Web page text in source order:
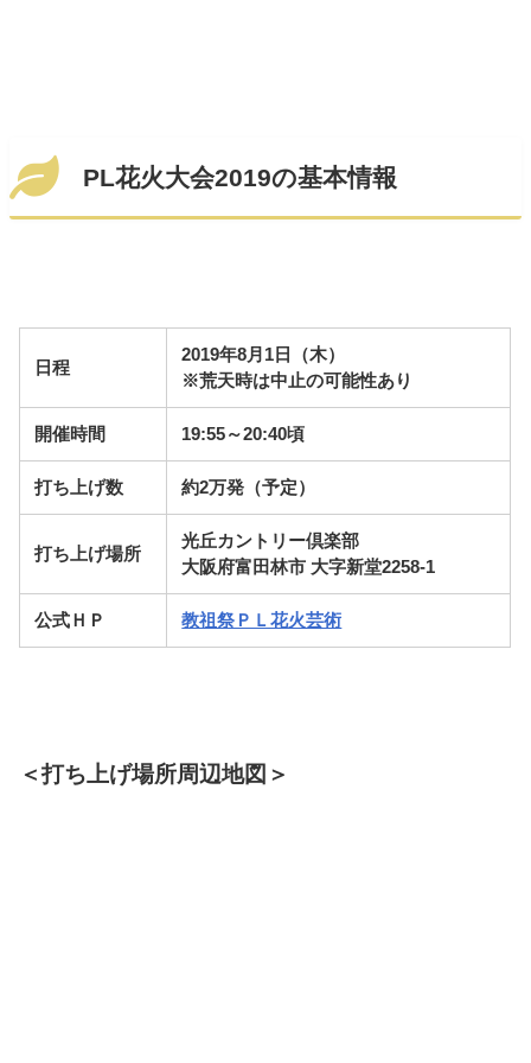
PL花火大会2019の基本情報
日程
2019年8月1日（木）
※荒天時は中止の可能性あり
開催時間 19:55～20:40頃
打ち上げ数 約2万発（予定）
打ち上げ場所
光丘カントリー倶楽部
大阪府富田林市 大字新堂2258-1
公式ＨＰ 教祖祭ＰＬ花火芸術
＜打ち上げ場所周辺地図＞